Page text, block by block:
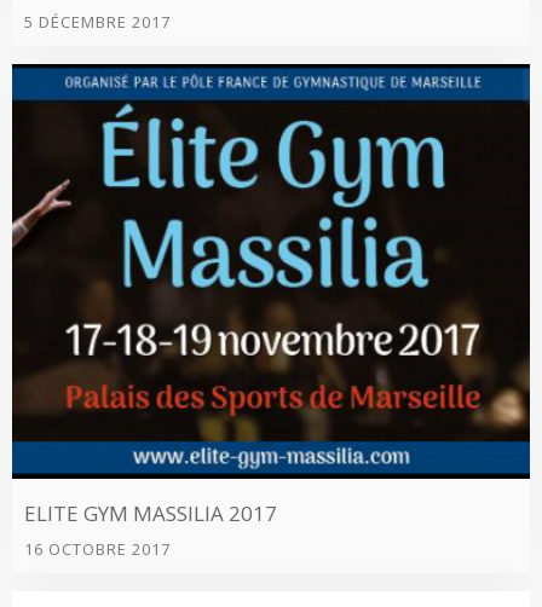
5 DÉCEMBRE 2017
ELITE GYM MASSILIA 2017
16 OCTOBRE 2017